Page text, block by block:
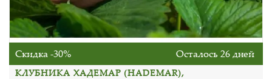
Скидка -30% Осталось 26 дней
КЛУБНИКА ХАДЕМАР (HADEMAR),